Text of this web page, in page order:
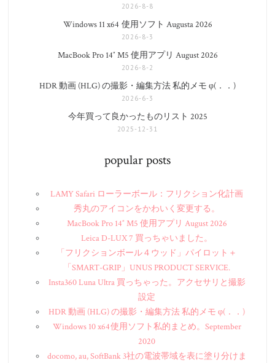
2026-8-8
Windows 11 x64 使用ソフト Augusta 2026
2026-8-3
MacBook Pro 14″ M5 使用アプリ August 2026
2026-8-2
HDR 動画 (HLG) の撮影・編集方法 私的メモ φ(．．)
2026-6-3
今年買って良かったものリスト 2025
2025-12-31
popular posts
LAMY Safari ローラーボール：フリクション化計画
秀丸のアイコンをかわいく変更する。
MacBook Pro 14″ M5 使用アプリ August 2026
Leica D-LUX 7 買っちゃいました。
「フリクションボール４ウッド」パイロット＋
「SMART-GRIP」UNUS PRODUCT SERVICE.
Insta360 Luna Ultra 買っちゃった。アクセサリと撮影
設定
HDR 動画 (HLG) の撮影・編集方法 私的メモ φ(．．)
Windows 10 x64 使用ソフト私的まとめ。September
2020
docomo, au, SoftBank 3社の電波帯域を表に塗り分けま